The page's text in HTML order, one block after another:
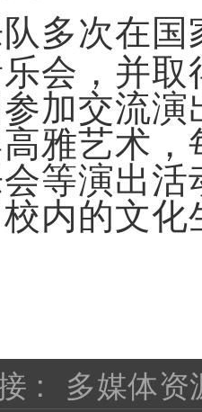
多次在
会，并取
加交流
雅艺术
等演出
内的文化
: 多媒体